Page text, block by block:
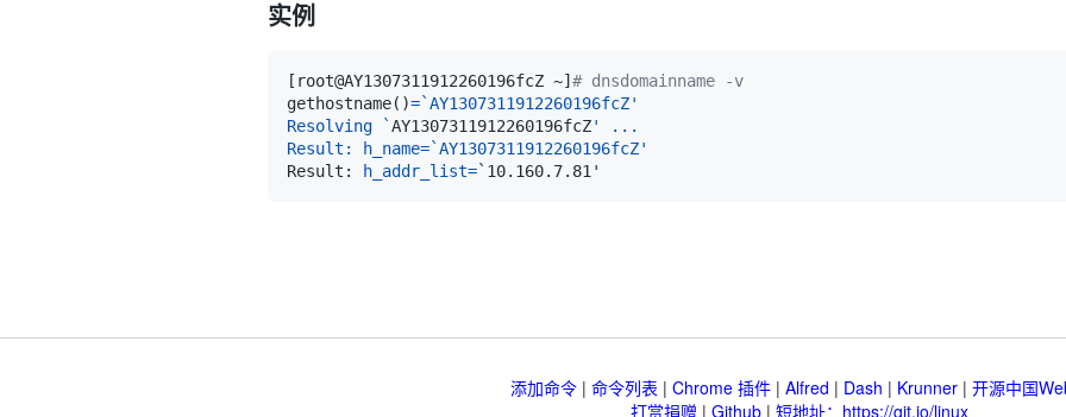
实例
[ root@AY1307311912260196fcZ ~] # dnsdomainname -v
gethostname( )=`
Resolving
`AY1307311912260196fcZ
Result: h_name=`AY1307311912260196fcZ'
Result:
h_addr_list=
添加命令| 命令列表 | Chrome 插件| Alfred | Dash | Krunner| 开源中国
打赏捐赠 | Github | 短地址：https://git.io/linux